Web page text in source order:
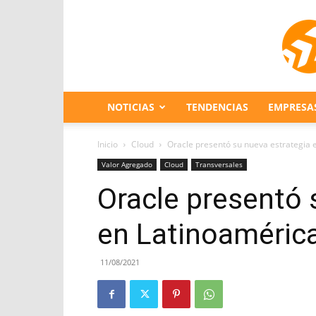
NOTICIAS TENDENCIAS
Inicio Cloud Oracle presentó su nueva estrategia
Valor Agregado Cloud Transversales
Oracle presentó
en
11/08/2021